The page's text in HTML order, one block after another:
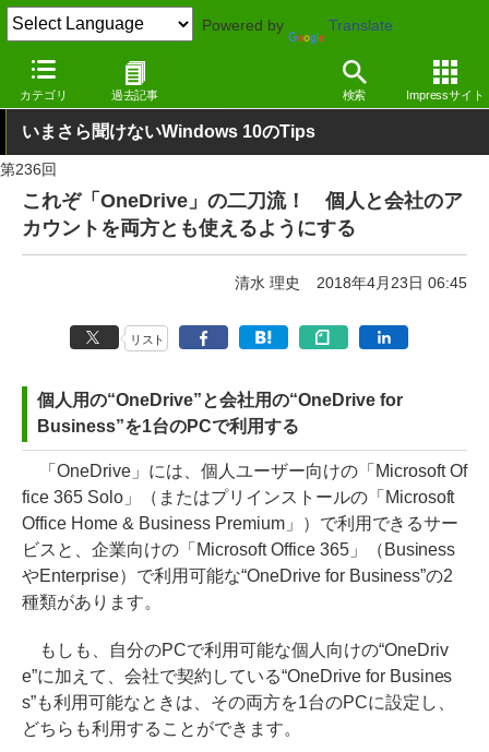
Powered by Translate
カテゴリ 過去記事 検索 Impressサイト
窓の杜 Windows 10
いまさら聞けないWindows 10のTips
第236回
これぞ「OneDrive」の二刀流！ 個人と会社のア
カウントを両方とも使えるようにする
清水 理史 2018年4月23日 06:45
リスト
個人用の“OneDrive”と会社用の“OneDrive for
Business”を1台のPCで利用する
「OneDrive」には、個人ユーザー向けの「Microsoft Of
fice 365 Solo」（またはプリインストールの「Microsoft
Office Home & Business Premium」）で利用できるサー
ビスと、企業向けの「Microsoft Office 365」（Business
やEnterprise）で利用可能な“OneDrive for Business”の2
種類があります。
もしも、自分のPCで利用可能な個人向けの“OneDriv
e”に加えて、会社で契約している“OneDrive for Busines
s”も利用可能なときは、その両方を1台のPCに設定し、
どちらも利用することができます。